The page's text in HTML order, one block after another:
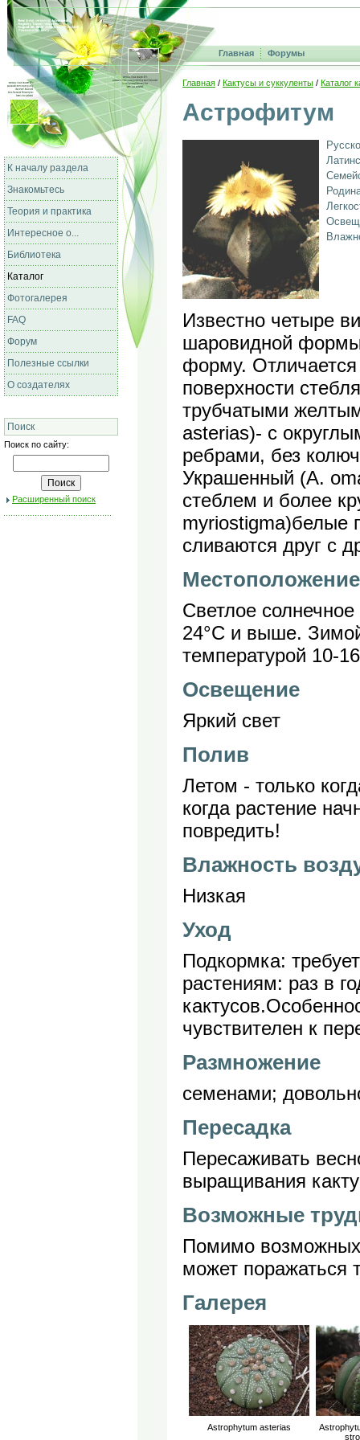
Главная Форумы
К началу раздела
Знакомьтесь
Теория и практика
Интересное о...
Библиотека
Каталог
Фотогалерея
FAQ
Форум
Полезные ссылки
О создателях
Поиск
Поиск по сайту:
Расширенный поиск
Главная / Кактусы и суккуленты / Каталог
Астрофитум
Известно четыре
шаровидной
форму.
поверхности
трубчатыми
asterias)- с
ребрами, без
Украшенный (A.
стеблем и более
myriostigma)белые
сливаются друг с
Местоположение
Светлое
24°С и выше.
температурой 10-
Освещение
Яркий свет
Полив
Летом - только
когда растение
повредить!
Влажность
Низкая
Уход
Подкормка:
растениям: раз в
чувствителен к
Размножение
семенами;
Пересадка
Пересаживать
выращивания
Возможные
Помимо возможных
может поражаться
Галерея
Astrophytum asterias